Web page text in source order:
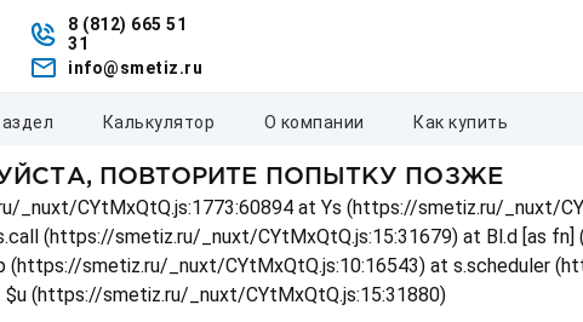
8 (812) 665 51
31
info@smetiz.ru
калькулятор о компании как купить
ПОВТОРИТЕ ПОПЫТКУ ПОЗЖЕ
_nuxt/CYtMxQtQ.js:1773:60894 at Ys (https://smetiz.ru/_nuxt/
(https://smetiz.ru/_nuxt/CYtMxQtQ.js:15:31679) at Bl.d [as
smetiz.ru/_nuxt/CYtMxQtQ.js:10:16543) at s.scheduler
(https://smetiz.ru/_nuxt/CYtMxQtQ.js:15:31880)